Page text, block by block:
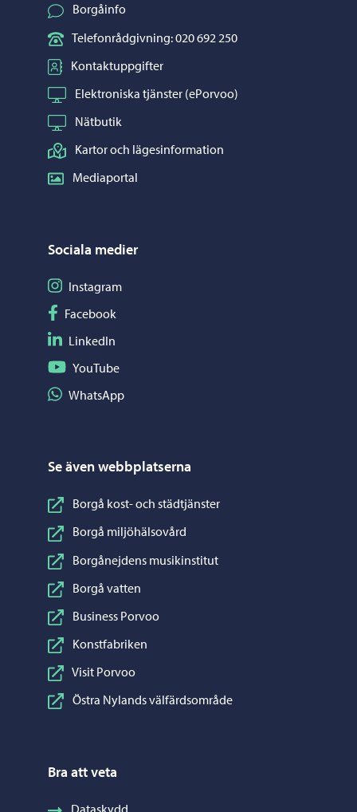
Borgåinfo
Telefonrådgivning: 020 692 250
Kontaktuppgifter
Elektroniska tjänster (ePorvoo)
Nätbutik
Kartor och lägesinformation
Mediaportal
Sociala medier
Följ på Instagram
Instagram
Följ på Facebook
Facebook
Följ på LinkedIn
LinkedIn
Följ på YouTube
YouTube
Dela på WhatsApp
WhatsApp
Se även webbplatserna
Borgå kost- och städtjänster
Borgå miljöhälsovård
Borgånejdens musikinstitut
Borgå vatten
Business Porvoo
Konstfabriken
Visit Porvoo
Östra Nylands välfärdsområde
Bra att veta